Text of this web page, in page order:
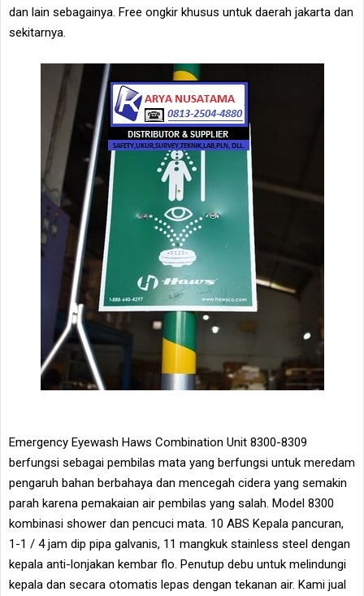
dan lain sebagainya. Free ongkir khusus untuk daerah jakarta dan
sekitarnya.
Emergency Eyewash Haws Combination Unit 8300-8309
berfungsi sebagai pembilas mata yang berfungsi untuk meredam
pengaruh bahan berbahaya dan mencegah cidera yang semakin
parah karena pemakaian air pembilas yang salah. Model 8300
kombinasi shower dan pencuci mata. 10 ABS Kepala pancuran,
1-1 / 4 jam dip pipa galvanis, 11 mangkuk stainless steel dengan
kepala anti-lonjakan kembar flo. Penutup debu untuk melindungi
kepala dan secara otomatis lepas dengan tekanan air. Kami jual